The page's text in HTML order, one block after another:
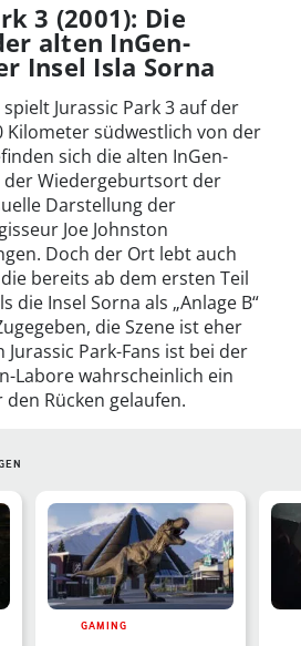
3 (2001): Die
alten InGen-
Insel Isla Sorna
Jurassic Park 3 auf der
Kilometer südwestlich von der
sich die alten InGen-
der Wiedergeburtsort der
Darstellung der
Joe Johnston
Doch der Ort lebt auch
bereits ab dem ersten Teil
die Insel Sorna als „Anlage B“
die Szene ist eher
Park-Fans ist bei der
Labore wahrscheinlich ein
Rücken gelaufen.
GAMING